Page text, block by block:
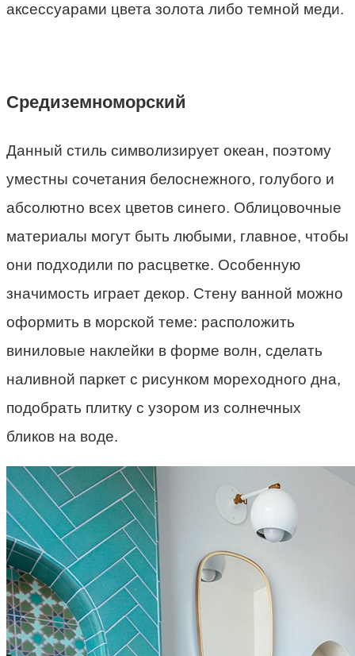
аксессуарами цвета золота либо темной меди.
Средиземноморский
Данный стиль символизирует океан, поэтому
уместны сочетания белоснежного, голубого и
абсолютно всех цветов синего. Облицовочные
материалы могут быть любыми, главное, чтобы
они подходили по расцветке. Особенную
значимость играет декор. Стену ванной можно
оформить в морской теме: расположить
виниловые наклейки в форме волн, сделать
наливной паркет с рисунком мореходного дна,
подобрать плитку с узором из солнечных
бликов на воде.